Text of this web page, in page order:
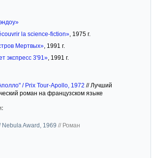
la science-fiction», 1975 г.
Мертвых», 1991 г.
экспресс 3'91», 1991 г.
/ Prix Tour-Apollo, 1972 // Лучший
роман на французском языке
Award, 1969 // Роман